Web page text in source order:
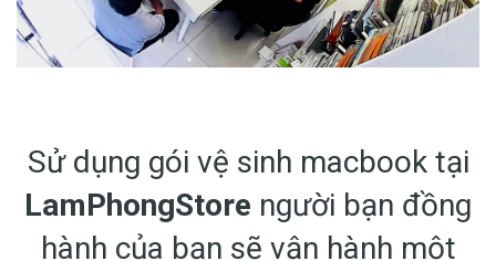
Sử dụng gói vệ sinh macbook tại
LamPhongStore người bạn đồng
hành của bạn sẽ vận hành một